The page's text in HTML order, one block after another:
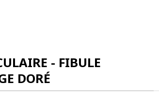
- FIBULE
DORÉ